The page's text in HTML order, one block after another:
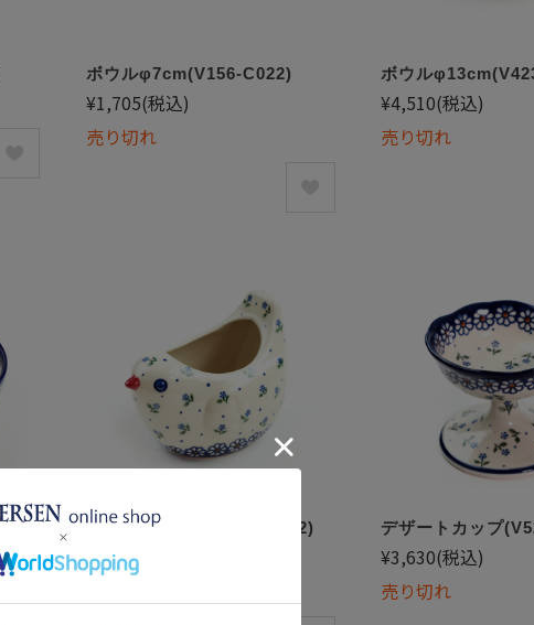
ボウルφ7cm(V156-C022)
¥1,705(税込)
売り切れ
ボウル
¥4,510(税込)
売り切れ
小鳥のコンテナ(V562-C022)
¥2,475
デザートカップ
¥3,630(税込)
売り切れ